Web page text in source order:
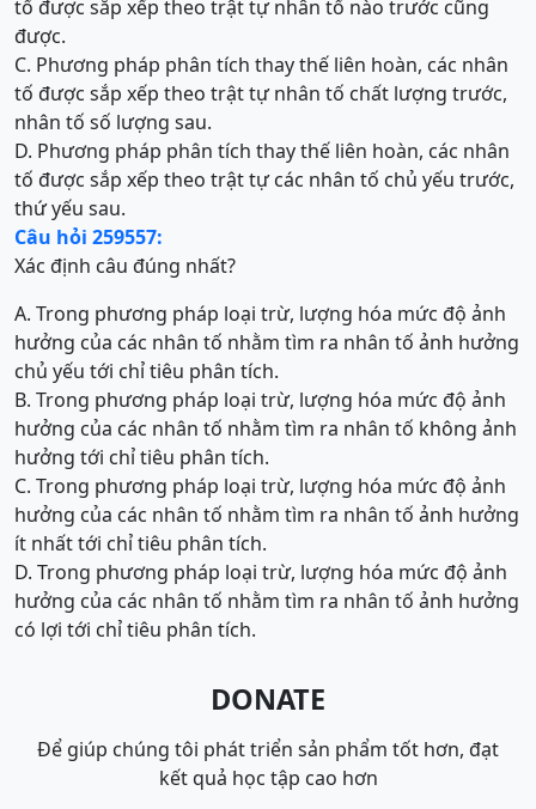
tố được sắp xếp theo trật tự nhân tố nào trước cũng
được.
C. Phương pháp phân tích thay thế liên hoàn, các nhân
tố được sắp xếp theo trật tự nhân tố chất lượng trước,
nhân tố số lượng sau.
D. Phương pháp phân tích thay thế liên hoàn, các nhân
tố được sắp xếp theo trật tự các nhân tố chủ yếu trước,
thứ yếu sau.
Câu hỏi 259557:
Xác định câu đúng nhất?
A. Trong phương pháp loại trừ, lượng hóa mức độ ảnh
hưởng của các nhân tố nhằm tìm ra nhân tố ảnh hưởng
chủ yếu tới chỉ tiêu phân tích.
B. Trong phương pháp loại trừ, lượng hóa mức độ ảnh
hưởng của các nhân tố nhằm tìm ra nhân tố không ảnh
hưởng tới chỉ tiêu phân tích.
C. Trong phương pháp loại trừ, lượng hóa mức độ ảnh
hưởng của các nhân tố nhằm tìm ra nhân tố ảnh hưởng
ít nhất tới chỉ tiêu phân tích.
D. Trong phương pháp loại trừ, lượng hóa mức độ ảnh
hưởng của các nhân tố nhằm tìm ra nhân tố ảnh hưởng
có lợi tới chỉ tiêu phân tích.
DONATE
Để giúp chúng tôi phát triển sản phẩm tốt hơn, đạt
kết quả học tập cao hơn